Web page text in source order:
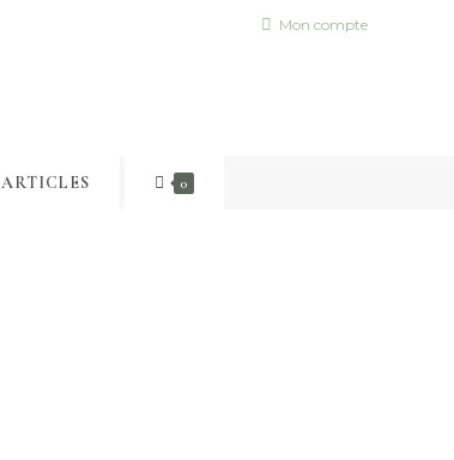
Mon compte
ARTICLES 0